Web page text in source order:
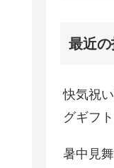
最近
快気祝
グギフ
暑中見